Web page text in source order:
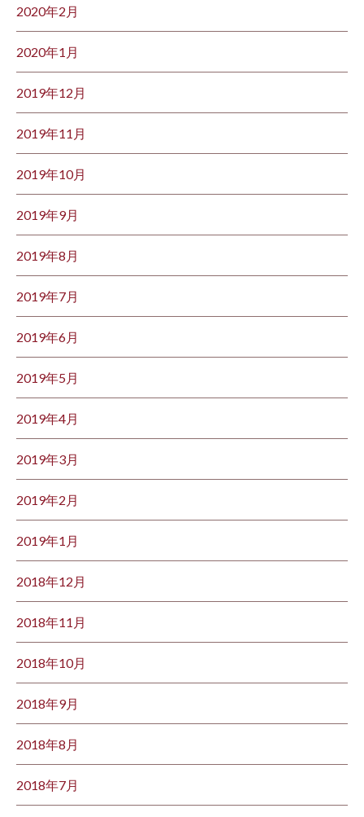
2020年2月
2020年1月
2019年12月
2019年11月
2019年10月
2019年9月
2019年8月
2019年7月
2019年6月
2019年5月
2019年4月
2019年3月
2019年2月
2019年1月
2018年12月
2018年11月
2018年10月
2018年9月
2018年8月
2018年7月